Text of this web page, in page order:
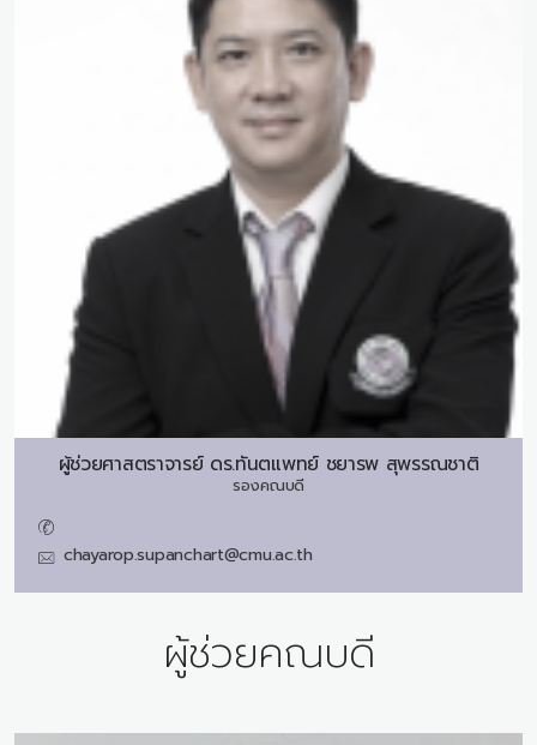
ผู้ช่วยศาสตราจารย์ ดร.ทันตแพทย์ ชยารพ สุพรรณชาติ
รองคณบดี
chayarop.supanchart@cmu.ac.th
ผู้ช่วยคณบดี